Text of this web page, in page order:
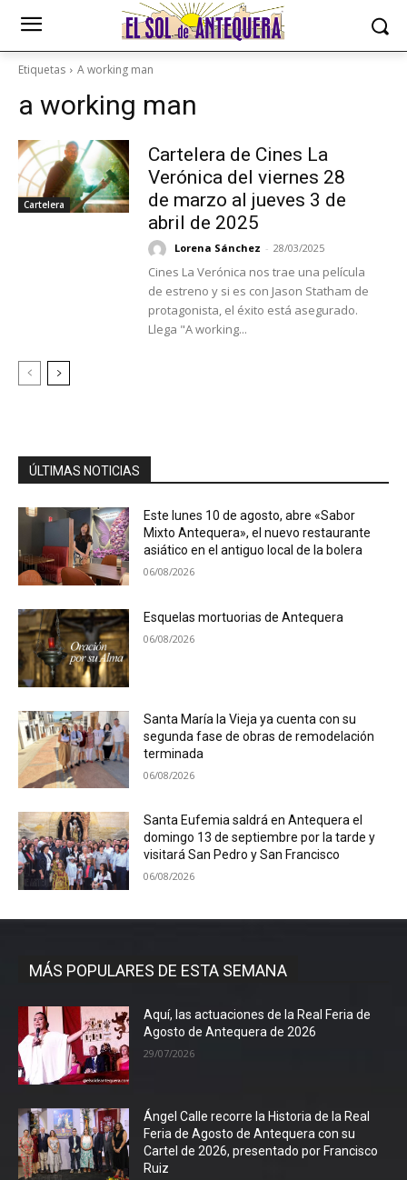
Etiquetas A working man
a working man
Cartelera
Cartelera de Cines La
Verónica del viernes 28
de marzo al jueves 3 de
abril de 2025
Lorena Sánchez - 28/03/2025
Cines La Verónica nos trae una película
de estreno y si es con Jason Statham de
protagonista, el éxito está asegurado.
Llega "A working...
ÚLTIMAS NOTICIAS
Este lunes 10 de agosto, abre «Sabor
Mixto Antequera», el nuevo restaurante
asiático en el antiguo local de la bolera
06/08/2026
Esquelas mortuorias de Antequera
06/08/2026
Santa María la Vieja ya cuenta con su
segunda fase de obras de remodelación
terminada
06/08/2026
Santa Eufemia saldrá en Antequera el
domingo 13 de septiembre por la tarde y
visitará San Pedro y San Francisco
06/08/2026
MÁS POPULARES DE ESTA SEMANA
Aquí, las actuaciones de la Real Feria de
Agosto de Antequera de 2026
29/07/2026
Ángel Calle recorre la Historia de la Real
Feria de Agosto de Antequera con su
Cartel de 2026, presentado por Francisco
Ruiz